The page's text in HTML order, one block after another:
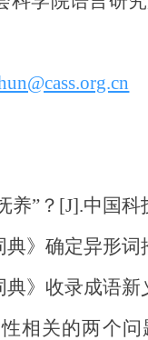
”？[J].中国科
确定异形词
收录成语新
关的两个问